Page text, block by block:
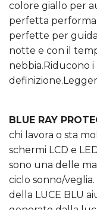
colore giallo per
perfetta
perfette per
notte e con il
nebbia.Riducono
BLUE RAY
chi lavora o sta
schermi LCD e
sono una delle
ciclo sonno/
della LUCE BLU